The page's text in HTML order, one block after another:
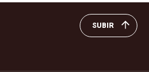
SUBIR